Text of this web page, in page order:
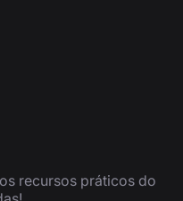
recursos práticos do